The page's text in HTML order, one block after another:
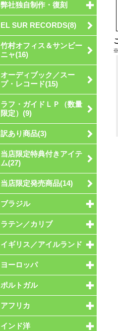
※
弊社独自制作・復刻
EL SUR RECORDS(8)
竹村オフィス＆サンビー
ニャ(16)
オーディブック／スー
プ・レコード(15)
ラフ・ガイドＬＰ（数量
限定）(9)
訳あり商品(3)
当店限定特典付きアイテ
ム(27)
当店限定発売商品(14)
ブラジル
ラテン／カリブ
イギリス／アイルランド
ヨーロッパ
ポルトガル
アフリカ
インド洋